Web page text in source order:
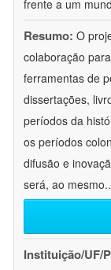
frente a um
Resumo: O
colaboração
ferramentas de
dissertações,
períodos da
os períodos
difusão e
será, ao mesmo
Instituição/UF/